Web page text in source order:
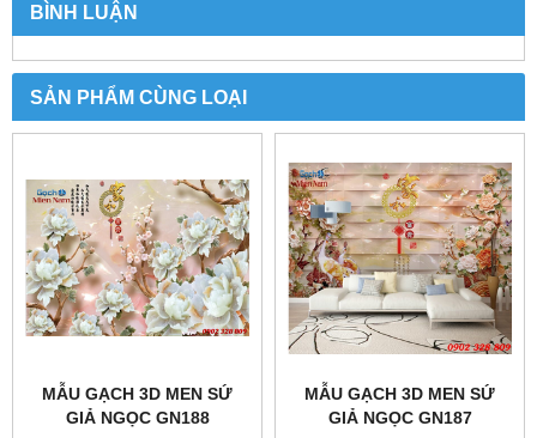
BÌNH LUẬN
SẢN PHẨM CÙNG LOẠI
MẪU GẠCH 3D MEN SỨ
GIẢ NGỌC GN188
MẪU GẠCH 3D MEN SỨ
GIẢ NGỌC GN187